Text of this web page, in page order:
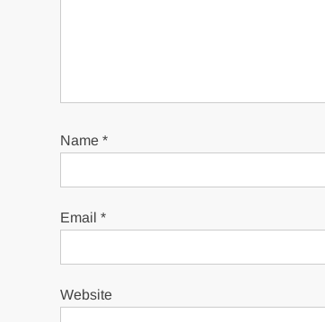
Name*
Email*
Website